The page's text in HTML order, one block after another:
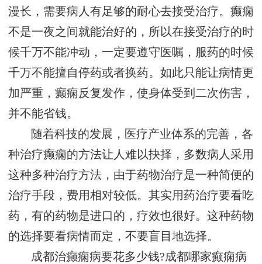
漫长，需要病人有足够的耐心去接受治疗。癫痫
不是一夜之间就能治好的，所以在接受治疗的时
候千万不能冲动，一定要遵守医嘱，服药的时候
千万不能擅自停药或者换药。如此只能让病情更
加严重，癫痫反复发作，使身体受到二次伤害，
并不能省钱。
随着科技的发展，医疗产业体系的完善，各
种治疗癫痫的方法让人难以抉择，多数病人采用
这种多种治疗方法，由于药物治疗是一种简便的
治疗手段，费用相对较低。其实用药治疗要看吃
药，有的药物是进口的，疗效也很好。这种药物
的选择要看病情而定，不要盲目地选择。
成都治癫痫病要花多少钱?成都哪家癫痫病